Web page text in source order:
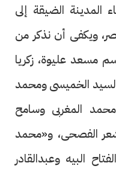
المدينة الضيقة إلى
ويكفى أن نذكر من
مسعد عليوة، زكريا
الخميسى ومحمد
المغربى وسامح
الفصحى، و«محمد
البيه وعبدالقادر